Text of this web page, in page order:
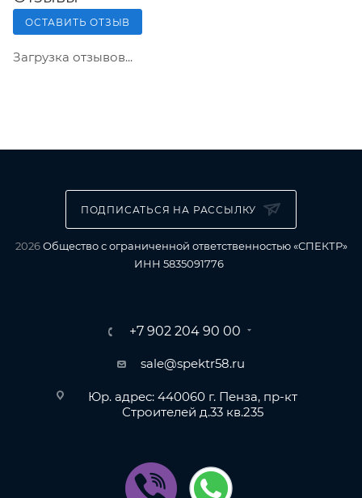
ОСТАВИТЬ ОТЗЫВ
Загрузка отзывов...
ПОДПИСАТЬСЯ НА РАССЫЛКУ
2026Общество с ограниченной ответственностью «СПЕКТР»
ИНН 5835091776
+7 902 204 90 00
sale@spektr58.ru
Юр. адрес: 440060 г. Пенза, пр-кт
Строителей д.33 кв.235